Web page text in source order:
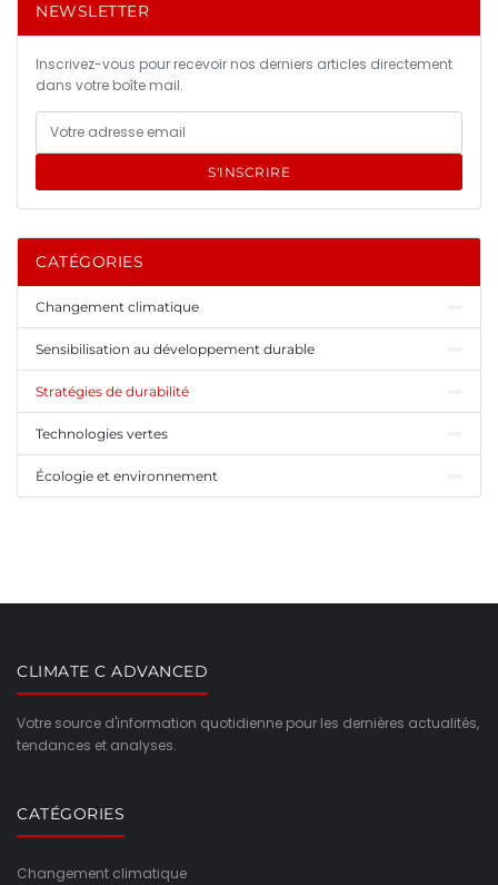
NEWSLETTER
Inscrivez-vous pour recevoir nos derniers articles directement
dans votre boîte mail.
S'INSCRIRE
CATÉGORIES
Changement climatique
Sensibilisation au développement durable
Stratégies de durabilité
Technologies vertes
Écologie et environnement
CLIMATE C ADVANCED
Votre source d'information quotidienne pour les dernières actualités,
tendances et analyses.
CATÉGORIES
Changement climatique